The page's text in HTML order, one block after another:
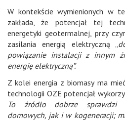
W kontekście wymienionych w
zakłada, że potencjał tej
energetyki geotermalnej, przy
zasilania energią elektryczną „
powiązanie instalacji z innym
energię elektryczną”.
Z kolei energia z biomasy ma
technologii OZE potencjał
To źródło dobrze sprawdzi
domowych, jak i w kogeneracji;